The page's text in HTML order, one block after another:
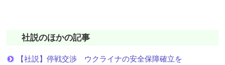
社説のほかの記事
【社説】停戦交渉 ウクライナの安全保障確立を